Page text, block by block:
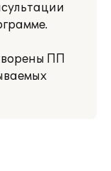
ПП